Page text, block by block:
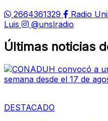
2664361329
Radio
Luis
@unslradio
Últimas noticias
DESTACADO